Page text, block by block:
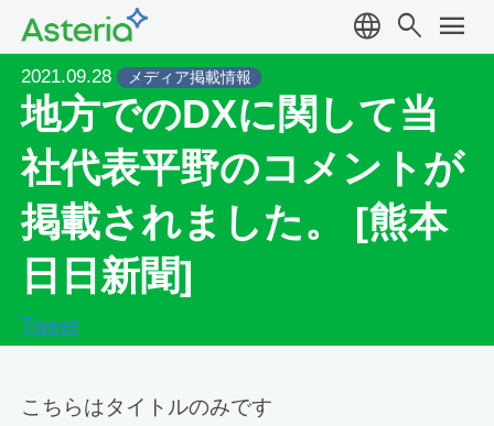
language search menu
2021.09.28 メディア掲載情報
地方でのDXに関して当
社代表平野のコメントが
掲載されました。 [熊本
日日新聞]
Tweet
こちらはタイトルのみです